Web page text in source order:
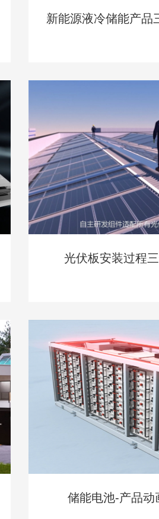
新能源液冷储能产品
光伏板安装过程
储能电池-产品动